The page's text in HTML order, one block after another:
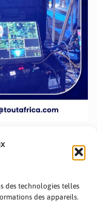
des technologies telles
des appareils.